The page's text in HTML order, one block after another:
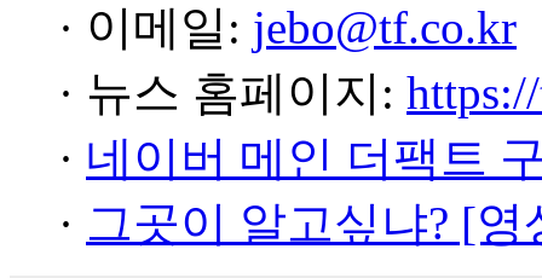
· 이메일: jebo@tf.co.kr
· 뉴스 홈페이지:
· 네이버 메인 더팩트
· 그곳이 알고싶냐? [